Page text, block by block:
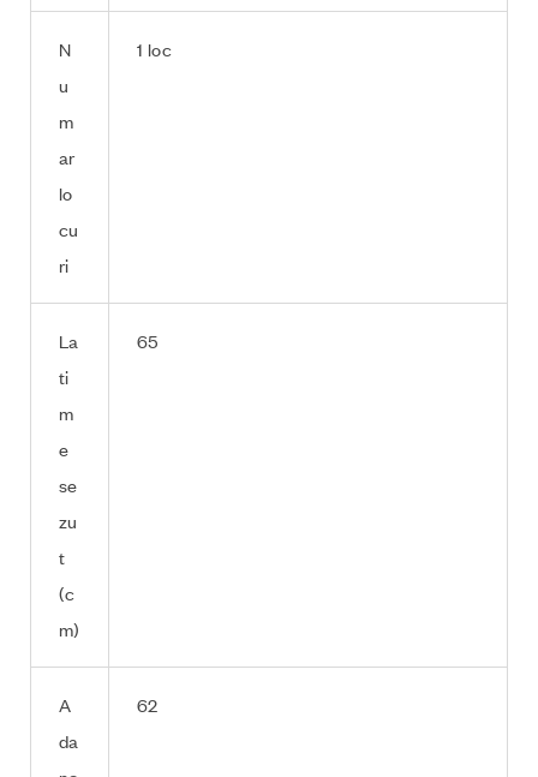
N
u
m
ar
lo
cu
ri
1 loc
La
ti
m
e
se
zu
t
(c
m)
65
A
da
62